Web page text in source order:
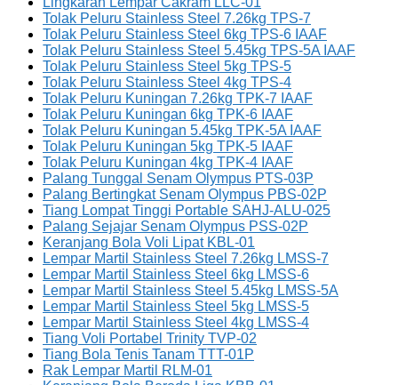
Tolak Peluru Stainless Steel 7.26kg TPS-7
Tolak Peluru Stainless Steel 6kg TPS-6 IAAF
Tolak Peluru Stainless Steel 5.45kg TPS-5A IAAF
Tolak Peluru Stainless Steel 5kg TPS-5
Tolak Peluru Stainless Steel 4kg TPS-4
Tolak Peluru Kuningan 7.26kg TPK-7 IAAF
Tolak Peluru Kuningan 6kg TPK-6 IAAF
Tolak Peluru Kuningan 5.45kg TPK-5A IAAF
Tolak Peluru Kuningan 5kg TPK-5 IAAF
Tolak Peluru Kuningan 4kg TPK-4 IAAF
Palang Tunggal Senam Olympus PTS-03P
Palang Bertingkat Senam Olympus PBS-02P
Tiang Lompat Tinggi Portable SAHJ-ALU-025
Palang Sejajar Senam Olympus PSS-02P
Keranjang Bola Voli Lipat KBL-01
Lempar Martil Stainless Steel 7.26kg LMSS-7
Lempar Martil Stainless Steel 6kg LMSS-6
Lempar Martil Stainless Steel 5.45kg LMSS-5A
Lempar Martil Stainless Steel 5kg LMSS-5
Lempar Martil Stainless Steel 4kg LMSS-4
Tiang Voli Portabel Trinity TVP-02
Tiang Bola Tenis Tanam TTT-01P
Rak Lempar Martil RLM-01